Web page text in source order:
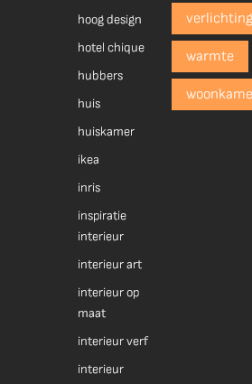
hoog design
hotel chique
hubbers
huis
huiskamer
ikea
inris
inspiratie
interieur
interieur art
interieur op
maat
interieur verf
interieur
warmte